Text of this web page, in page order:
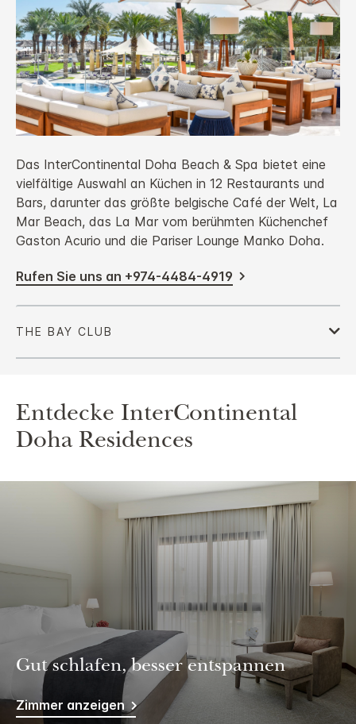
Das InterContinental Doha Beach & Spa bietet eine
vielfältige Auswahl an Küchen in 12 Restaurants und
Bars, darunter das größte belgische Café der Welt, La
Mar Beach, das La Mar vom berühmten Küchenchef
Gaston Acurio und die Pariser Lounge Manko Doha.
Rufen Sie uns an +974-4484-4919
Entdecke InterContinental
Doha Residences
Gut schlafen, besser entspannen
Zimmer anzeigen